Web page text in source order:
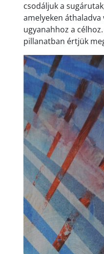
csodáljuk a
amelyeken
ugyanahhoz a
pillanatban értjük